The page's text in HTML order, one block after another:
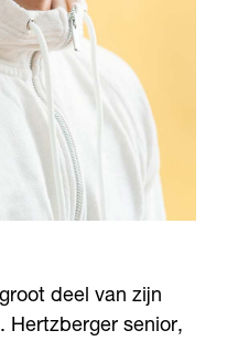
deel van zijn
Hertzberger senior,